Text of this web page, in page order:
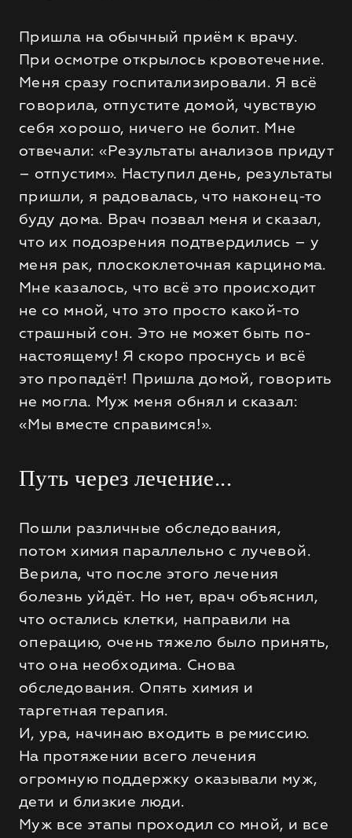
Пришла на обычный приём к врачу.
При осмотре открылось кровотечение.
Меня сразу госпитализировали. Я всё
говорила, отпустите домой, чувствую
себя хорошо, ничего не болит. Мне
отвечали: «Результаты анализов придут
– отпустим». Наступил день, результаты
пришли, я радовалась, что наконец-то
буду дома. Врач позвал меня и сказал,
что их подозрения подтвердились – у
меня рак, плоскоклеточная карцинома.
Мне казалось, что всё это происходит
не со мной, что это просто какой-то
страшный сон. Это не может быть по-
настоящему! Я скоро проснусь и всё
это пропадёт! Пришла домой, говорить
не могла. Муж меня обнял и сказал:
«Мы вместе справимся!».
Путь через лечение...
Пошли различные обследования,
потом химия параллельно с лучевой.
Верила, что после этого лечения
болезнь уйдёт. Но нет, врач объяснил,
что остались клетки, направили на
операцию, очень тяжело было принять,
что она необходима. Снова
обследования. Опять химия и
таргетная терапия.
И, ура, начинаю входить в ремиссию.
На протяжении всего лечения
огромную поддержку оказывали муж,
дети и близкие люди.
Муж все этапы проходил со мной, и все